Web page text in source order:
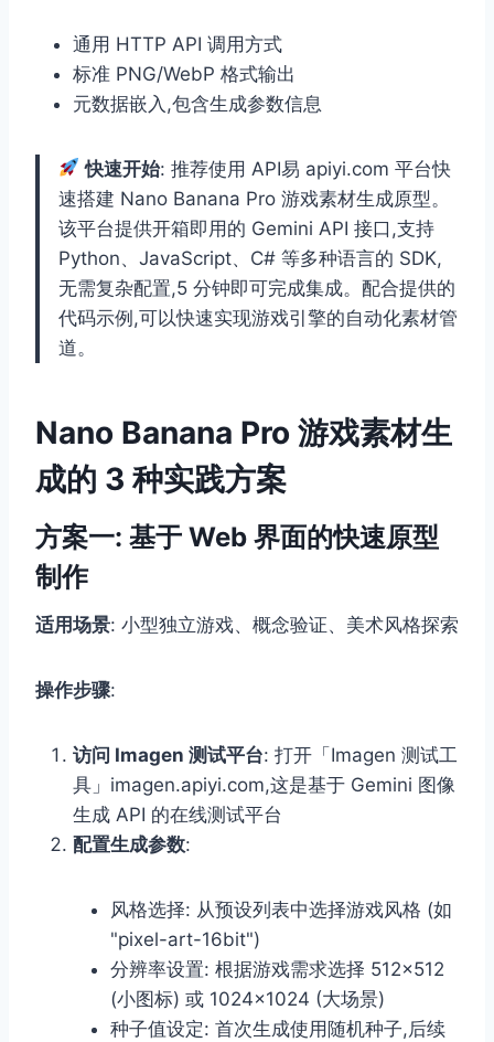
通用 HTTP API 调用方式
标准 PNG/WebP 格式输出
元数据嵌入,包含生成参数信息
快速开始: 推荐使用 API易 apiyi.com 平台快
速搭建 Nano Banana Pro 游戏素材生成原型。
该平台提供开箱即用的 Gemini API 接口,支持
Python、JavaScript、C# 等多种语言的 SDK,
无需复杂配置,5 分钟即可完成集成。配合提供的
代码示例,可以快速实现游戏引擎的自动化素材管
道。
Nano Banana Pro 游戏素材生
成的 3 种实践方案
方案一: 基于 Web 界面的快速原型
制作
适用场景: 小型独立游戏、概念验证、美术风格探索
操作步骤:
访问 Imagen 测试平台: 打开「Imagen 测试工
具」imagen.apiyi.com,这是基于 Gemini 图像
生成 API 的在线测试平台
配置生成参数:
风格选择: 从预设列表中选择游戏风格 (如
"pixel-art-16bit")
分辨率设置: 根据游戏需求选择 512×512
(小图标) 或 1024×1024 (大场景)
种子值设定: 首次生成使用随机种子,后续